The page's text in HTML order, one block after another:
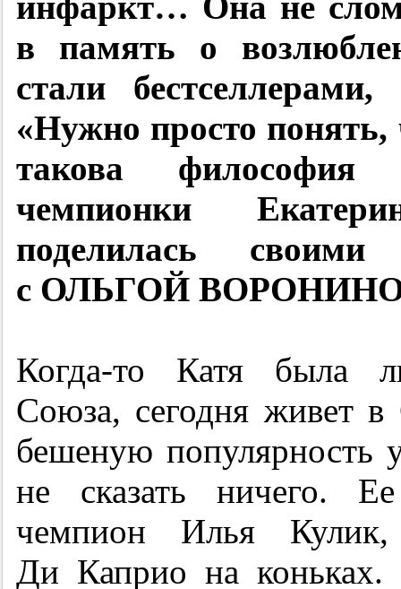
в память о
стали
«Нужно просто
такова философия
чемпионки
поделилась
с ОЛЬГОЙ
Когда-то Катя была
Союза, сегодня живет
бешеную популярность
не сказать ничего.
чемпион Илья
Ди Каприо на